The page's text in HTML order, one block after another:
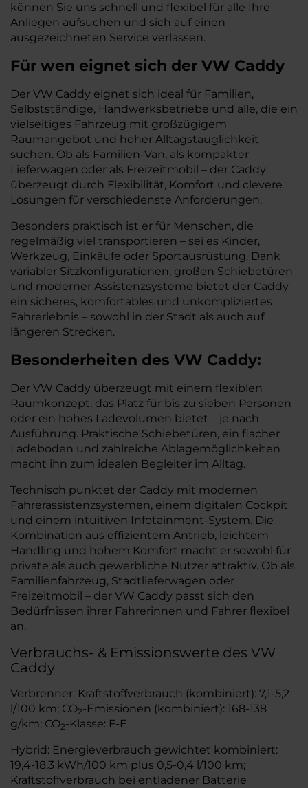
können Sie uns schnell und flexibel für alle Ihre
Anliegen aufsuchen und sich auf einen
ausgezeichneten Service verlassen.
Für wen eignet sich der VW Caddy
Der VW Caddy eignet sich ideal für Familien,
Selbstständige, Handwerksbetriebe und alle, die ein
vielseitiges Fahrzeug mit großzügigem
Raumangebot und hoher Alltagstauglichkeit
suchen. Ob als Familien-Van, als kompakter
Lieferwagen oder als Freizeitmobil – der Caddy
überzeugt durch Flexibilität, Komfort und clevere
Lösungen für verschiedenste Anforderungen.
Besonders praktisch ist er für Menschen, die
regelmäßig viel transportieren – sei es Kinder,
Werkzeug, Einkäufe oder Sportausrüstung. Dank
variabler Sitzkonfigurationen, großen Schiebetüren
und moderner Assistenzsysteme bietet der Caddy
ein sicheres, komfortables und unkompliziertes
Fahrerlebnis – sowohl in der Stadt als auch auf
längeren Strecken.
Besonderheiten des VW Caddy:
Der VW Caddy überzeugt mit einem flexiblen
Raumkonzept, das Platz für bis zu sieben Personen
oder ein hohes Ladevolumen bietet – je nach
Ausführung. Praktische Schiebetüren, ein flacher
Ladeboden und zahlreiche Ablagemöglichkeiten
macht ihn zum idealen Begleiter im Alltag.
Technisch punktet der Caddy mit modernen
Fahrerassistenzsystemen, einem digitalen Cockpit
und einem intuitiven Infotainment-System. Die
Kombination aus effizientem Antrieb, leichtem
Handling und hohem Komfort macht er sowohl für
private als auch gewerbliche Nutzer attraktiv. Ob als
Familienfahrzeug, Stadtlieferwagen oder
Freizeitmobil – der VW Caddy passt sich den
Bedürfnissen ihrer Fahrerinnen und Fahrer flexibel
an.
Verbrauchs- & Emissionswerte des VW
Caddy
Verbrenner: Kraftstoffverbrauch (kombiniert): 7,1-5,2
l/100 km; CO2-Emissionen (kombiniert): 168-138
g/km; CO2-Klasse: F-E
Hybrid: Energieverbrauch gewichtet kombiniert:
19,4-18,3 kWh/100 km plus 0,5-0,4 l/100 km;
Kraftstoffverbrauch bei entladener Batterie